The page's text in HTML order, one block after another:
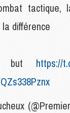
tactique,
différence
but https://